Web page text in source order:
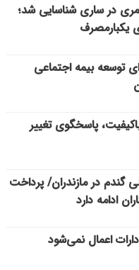
در ساری شناسایی شد؛
توسعه بیمه اجتماعی
پاسخگوی تغییر
ریالی گندم در مازندران/ پرداخت
ادامه دارد
اعمال نمی‌شود